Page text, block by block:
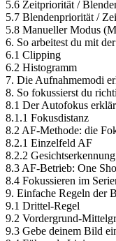
5.6 Zeitpriorität /
5.7 Blendenpriorität /
5.8 Manueller Modus
6. So arbeitest du mit
6.1 Clipping
6.2 Histogramm
7. Die Aufnahmemodi
8. So fokussierst du
8.1 Der Autofokus
8.1.1 Fokusdistanz
8.2 AF-Methode: die
8.2.1 Einzelfeld AF
8.2.2
8.3 AF-Betrieb: One
8.4 Fokussieren im
9. Einfache Regeln der
9.1 Drittel-Regel
9.2 Vordergrund-
9.3 Gebe deinem Bild